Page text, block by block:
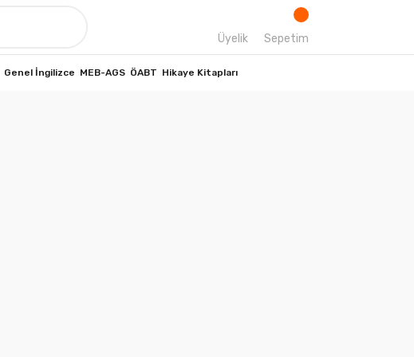
Üyelik Sepetim
Genel İngilizce MEB-AGS ÖABT Hikaye Kitapları